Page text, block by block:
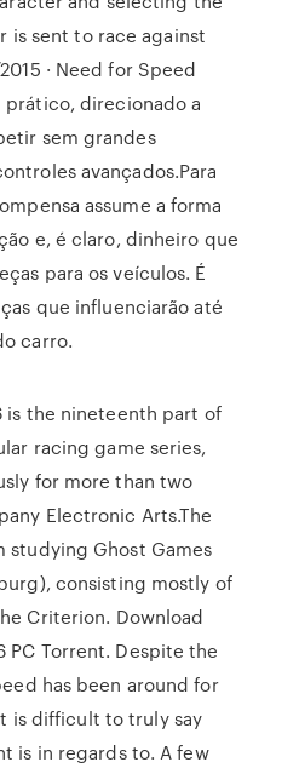
is sent to race against
· Need for Speed
prático, direcionado a
sem grandes
avançados.Para
assume a forma
e, é claro, dinheiro que
para os veículos. É
que influenciarão até
carro.
is the nineteenth part of
racing game series,
for more than two
Electronic Arts.The
studying Ghost Games
consisting mostly of
Criterion. Download
PC Torrent. Despite the
has been around for
is difficult to truly say
is in regards to. A few